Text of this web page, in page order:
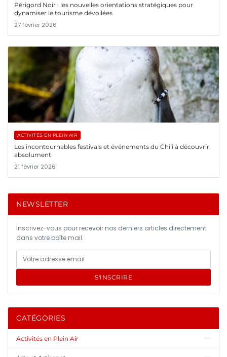
Périgord Noir : les nouvelles orientations stratégiques pour
dynamiser le tourisme dévoilées
27 février 2026
ACTIVITÉS EN PLEIN AIR
Les incontournables festivals et événements du Chili à découvrir
absolument
21 février 2026
NEWSLETTER
Inscrivez-vous pour recevoir nos derniers articles directement
dans votre boîte mail.
S'INSCRIRE
CATÉGORIES
Activités en Plein Air